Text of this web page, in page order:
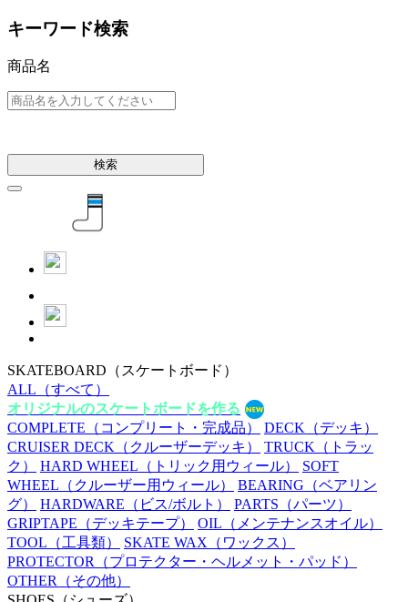
キーワード検索
商品名
検索
SKATEBOARD （スケートボード）
ALL （すべて）
オリジナルのスケートボードを作る
COMPLETE （コンプリート・完成品） DECK （デッキ）
CRUISER DECK （クルーザーデッキ） TRUCK （トラッ
ク）
HARD WHEEL （トリック用ウィール）
SOFT
WHEEL （クルーザー用ウィール） BEARING （ベアリン
グ）
HARDWARE （ビス/ボルト） PARTS （パーツ）
GRIPTAPE （デッキテープ） OIL （メンテナンスオイル）
TOOL （工具類） SKATE WAX （ワックス）
PROTECTOR （プロテクター・ヘルメット・パッド）
OTHER （その他）